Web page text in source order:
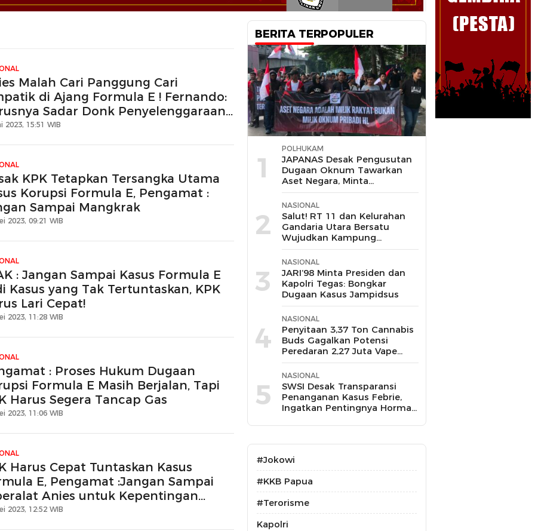
Malah Cari Panggung Cari
di Ajang Formula E ! Fernando:
Sadar Donk Penyelenggaraan
Ini untuk Perkecil Kerugian
2023, 15:51 WIB
KPK Tetapkan Tersangka Utama
Korupsi Formula E, Pengamat :
Sampai Mangkrak
2023, 09:21 WIB
: Jangan Sampai Kasus Formula E
Kasus yang Tak Tertuntaskan, KPK
Lari Cepat!
2023, 11:28 WIB
: Proses Hukum Dugaan
Formula E Masih Berjalan, Tapi
Harus Segera Tancap Gas
2023, 11:06 WIB
Harus Cepat Tuntaskan Kasus
E, Pengamat :Jangan Sampai
Anies untuk Kepentingan
2023, 12:52 WIB
BERITA TERPOPULER
1
POLHUKAM
JAPANAS Desak Pengusutan
Dugaan Oknum Tawarkan
Aset Negara, Minta
Pemerintah Turun Tangan
2
NASIONAL
Salut! RT 11 dan Kelurahan
Gandaria Utara Bersatu
Wujudkan Kampung
Ketahanan Pangan,
Hadiahnya Sepeda hingga Air
Fryer
3
NASIONAL
JARI’98 Minta Presiden dan
Kapolri Tegas: Bongkar
Dugaan Kasus Jampidsus
4
NASIONAL
Penyitaan 3,37 Ton Cannabis
Buds Gagalkan Potensi
Peredaran 2,27 Juta Vape
THC
5
NASIONAL
SWSI Desak Transparansi
Penanganan Kasus Febrie,
Ingatkan Pentingnya Hormati
#Jokowi
#KKB Papua
#Terorisme
Kapolri